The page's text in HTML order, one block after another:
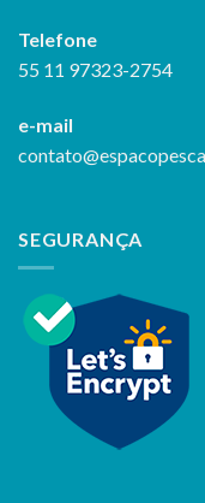
Telefone
55 11 97323-2754
e-mail
SEGURANÇA